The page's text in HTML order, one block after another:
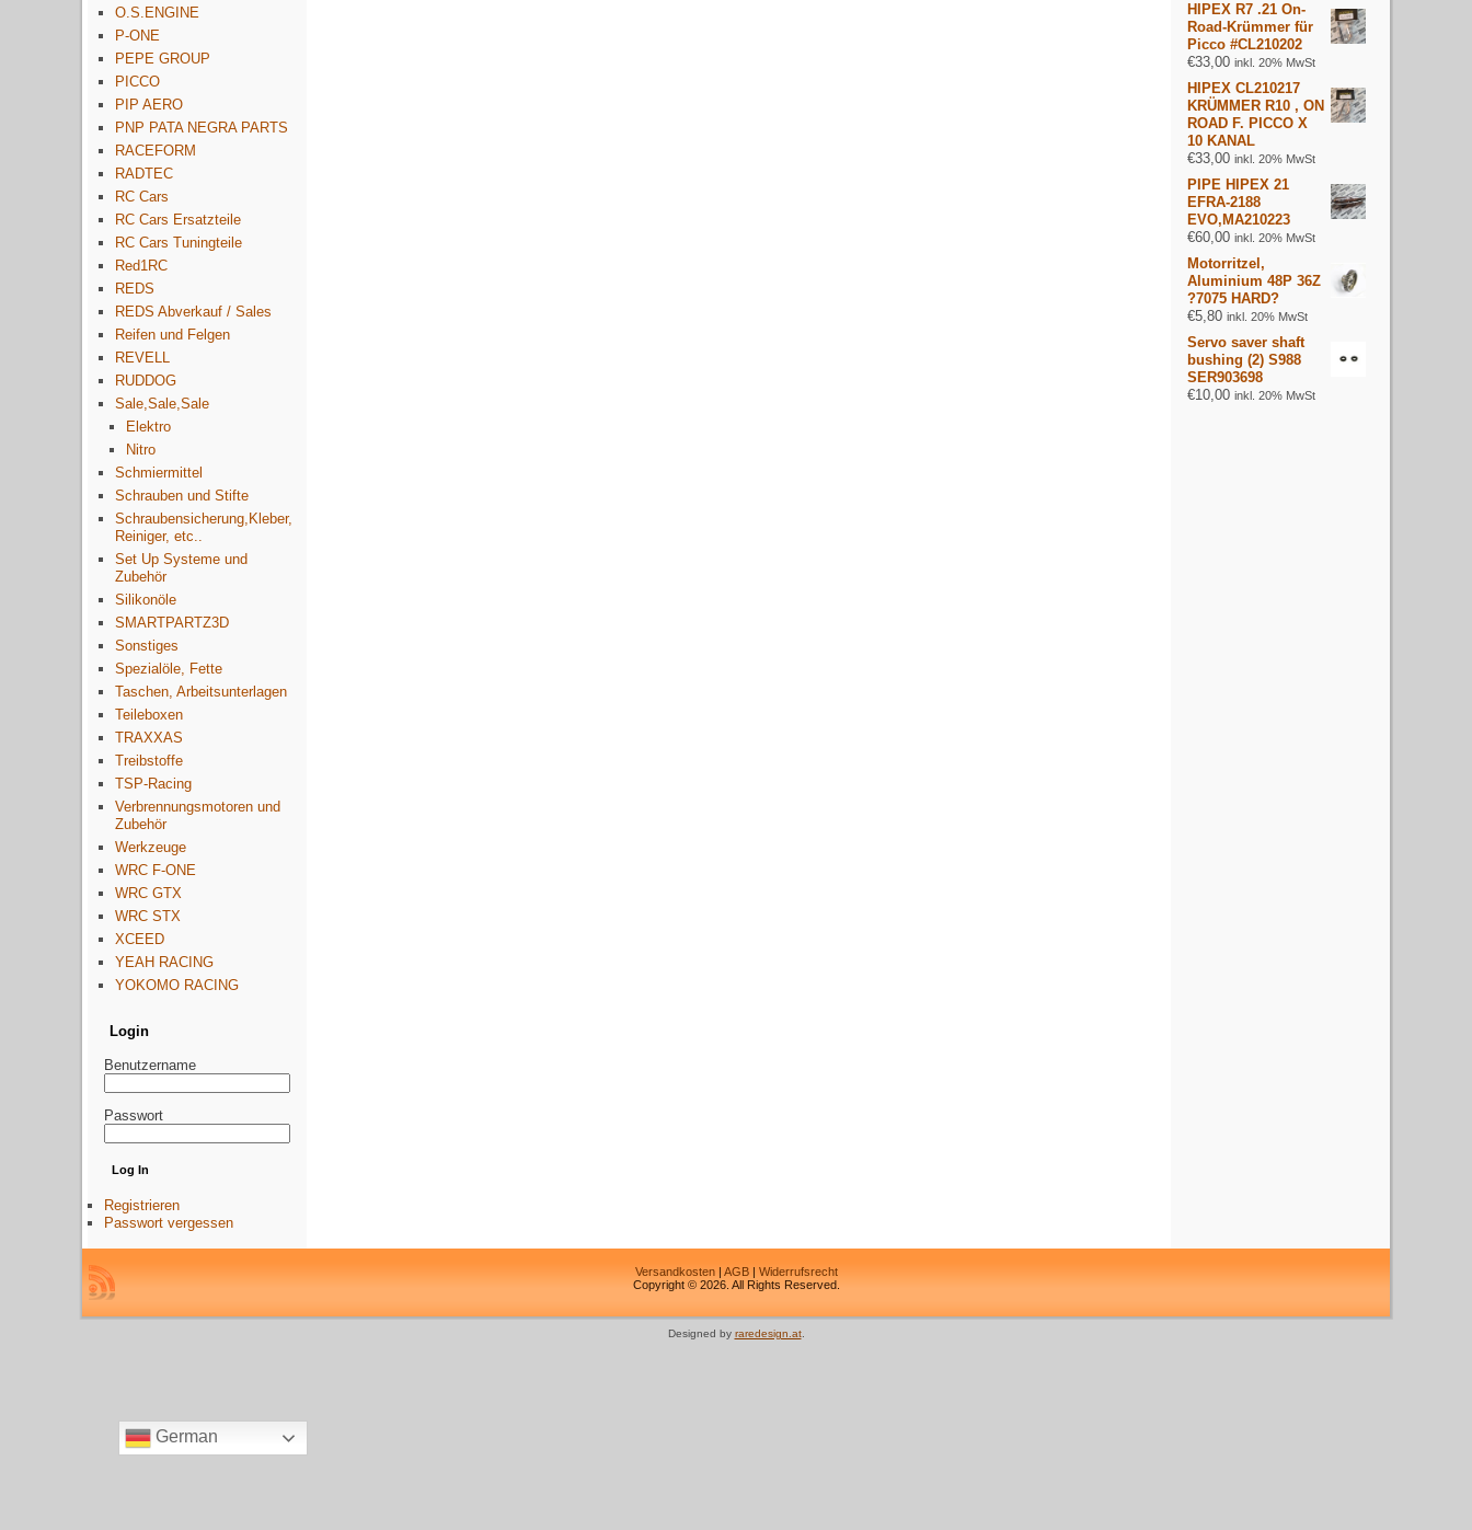
O.S.ENGINE
P-ONE
PEPE GROUP
PICCO
PIP AERO
PNP PATA NEGRA PARTS
RACEFORM
RADTEC
RC Cars
RC Cars Ersatzteile
RC Cars Tuningteile
Red1RC
REDS
REDS Abverkauf / Sales
Reifen und Felgen
REVELL
RUDDOG
Sale,Sale,Sale
Elektro
Nitro
Schmiermittel
Schrauben und Stifte
Schraubensicherung,Kleber,
Reiniger, etc..
Set Up Systeme und
Zubehör
Silikonöle
SMARTPARTZ3D
Sonstiges
Spezialöle, Fette
Taschen, Arbeitsunterlagen
Teileboxen
TRAXXAS
Treibstoffe
TSP-Racing
Verbrennungsmotoren und
Zubehör
Werkzeuge
WRC F-ONE
WRC GTX
WRC STX
XCEED
YEAH RACING
YOKOMO RACING
Login
Benutzername
Passwort
Registrieren
Passwort vergessen
HIPEX R7 .21 On-
Road-Krümmer für
Picco #CL210202
€33,00 inkl. 20% MwSt
HIPEX CL210217
KRÜMMER R10 , ON
ROAD F. PICCO X
10 KANAL
€33,00 inkl. 20% MwSt
PIPE HIPEX 21
EFRA-2188
EVO,MA210223
€60,00 inkl. 20% MwSt
Motorritzel,
Aluminium 48P 36Z
?7075 HARD?
€5,80 inkl. 20% MwSt
Servo saver shaft
bushing (2) S988
SER903698
€10,00 inkl. 20% MwSt
Versandkosten| AGB| Widerrufsrecht
Copyright © 2026. All Rights Reserved.
Designed by raredesign.at.
German